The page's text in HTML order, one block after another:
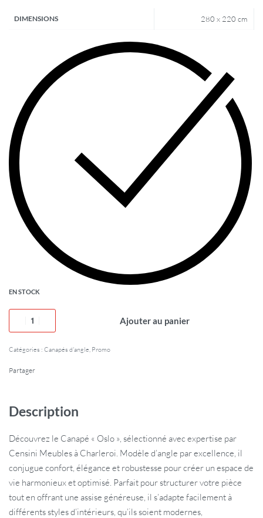
DIMENSIONS 280 x 220 cm
EN STOCK
Ajouter au panier
Catégories : Canapés d'angle Promo
Partager
Description
Découvrez le Canapé « Oslo », sélectionné avec expertise par
Censini Meubles à Charleroi. Modèle d’angle par excellence, il
conjugue confort, élégance et robustesse pour créer un espace de
vie harmonieux et optimisé. Parfait pour structurer votre pièce
tout en offrant une assise généreuse, il s’adapte facilement à
différents styles d’intérieurs, qu’ils soient modernes,